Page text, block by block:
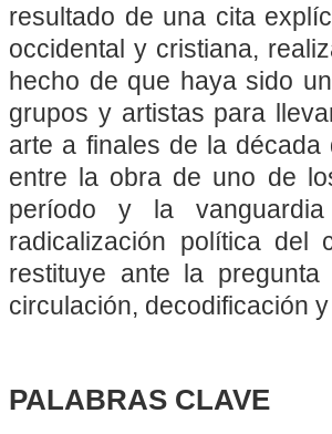
resultado de una cita
occidental y cristiana,
hecho de que haya sido
grupos y artistas para
arte a finales de la
entre la obra de uno de
período y la
radicalización política del
restituye ante la
circulación, decodificación
PALABRAS CLAVE